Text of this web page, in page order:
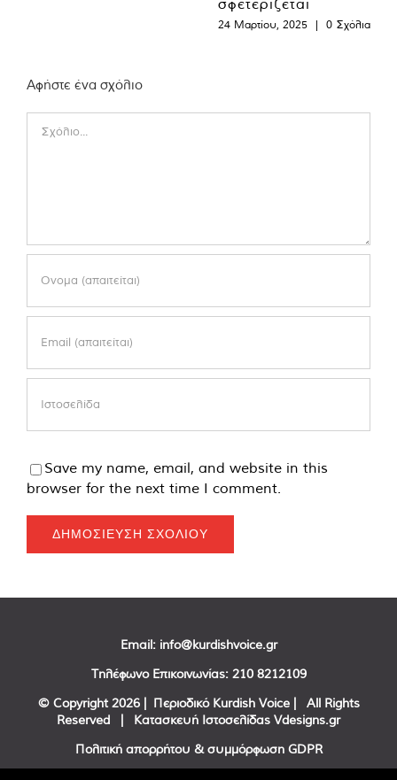
24 Μαρτίου, 2025 | 0 Σχόλια
Αφήστε ένα σχόλιο
Save my name, email, and website in this
browser for the next time I comment.
Email: info@kurdishvoice.gr
Τηλέφωνο Επικοινωνίας: 210 8212109
© Copyright 2026 | Περιοδικό Kurdish Voice | All Rights
Reserved | Κατασκευή Ιστοσελίδας Vdesigns.gr
Πολιτική απορρήτου & συμμόρφωση GDPR